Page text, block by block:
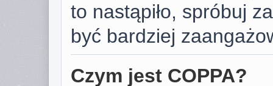
to nastąpiło, spróbuj
być bardziej
Czym jest COPPA?